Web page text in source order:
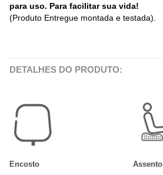
para uso. Para facilitar sua vida!
(Produto Entregue montada e testada).
DETALHES DO PRODUTO:
Encosto Assento